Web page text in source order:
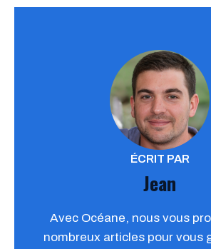
ÉCRIT PAR
Jean
Avec Océane, nous vous
nombreux articles pour vous